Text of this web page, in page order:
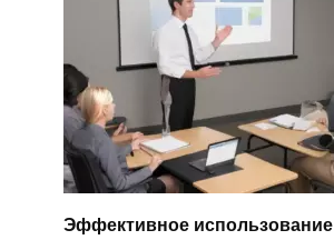
Эффективное использование